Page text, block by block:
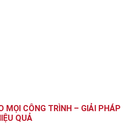
MỌI CÔNG TRÌNH – GIẢI PHÁP
QUẢ